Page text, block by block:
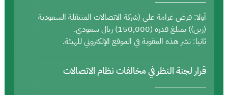
أولا: فرض غرامة على (شركة الاتصالات المتنقلة السعودية
(زين)) بمبلغ قدره (150,000) ريال سعودي.
ثانيا: نشر هذه العقوبة في الموقع الإلكتروني للهيئة.
قرار لجنة النظر في مخالفات نظام الاتصالات